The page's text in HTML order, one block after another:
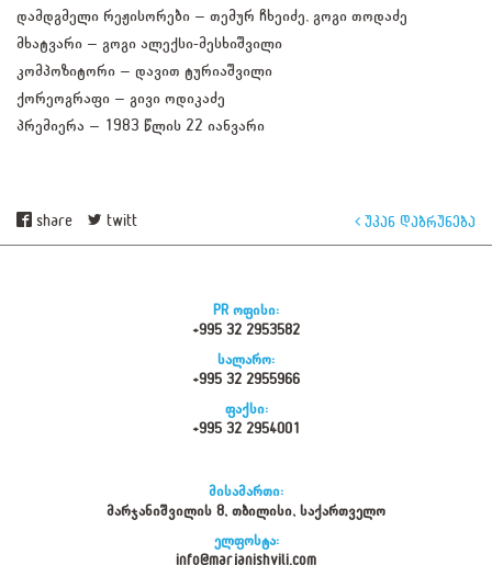
დამდგმელი რეჟისორები – თემურ ჩხეიძე, გოგი თოდაძე
მხატვარი – გოგი ალექსი-მესხიშვილი
კომპოზიტორი – დავით ტურიაშვილი
ქორეოგრაფი – გივი ოდიკაძე
პრემიერა – 1983 წლის 22 იანვარი
share twitt უკან დაბრუნება
PR ოფისი:
+995 32 2953582
სალარო:
+995 32 2955966
ფაქსი:
+995 32 2954001
მისამართი:
მარჯანიშვილის 8, თბილისი, საქართველო
ელფოსტა:
info@marjanishvili.com